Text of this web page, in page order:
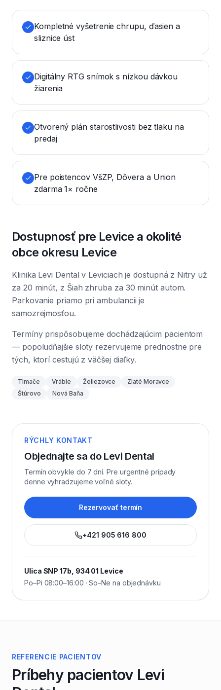
Kompletné vyšetrenie chrupu, ďasien a
sliznice úst
Digitálny RTG snímok s nízkou dávkou
žiarenia
Otvorený plán starostlivosti bez tlaku na
predaj
Pre poistencov VšZP, Dôvera a Union
zdarma 1× ročne
Dostupnosť pre Levice a okolité
obce okresu Levice
Klinika Levi Dental v Leviciach je dostupná z Nitry už
za 20 minút, z Šiah zhruba za 30 minút autom.
Parkovanie priamo pri ambulancii je
samozrejmosťou.
Termíny prispôsobujeme dochádzajúcim pacientom
— popoludňajšie sloty rezervujeme prednostne pre
tých, ktorí cestujú z väčšej diaľky.
Tlmače Vráble Želiezovce
Zlaté Moravce
Štúrovo
Nová Baňa
RÝCHLY KONTAKT
Objednajte sa do Levi Dental
Termín obvykle do 7 dní. Pre urgentné prípady
denne vyhradzujeme voľné sloty.
Rezervovať termín
+421 905 616 800
Ulica SNP 17b, 934 01 Levice
Po–Pi 08:00–16:00 · So–Ne na objednávku
REFERENCIE PACIENTOV
Príbehy pacientov Levi